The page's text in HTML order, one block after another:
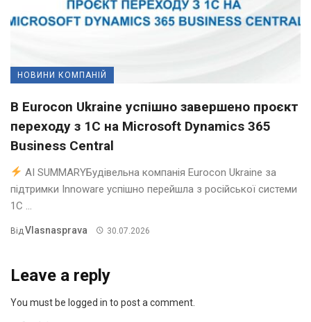
НОВИНИ КОМПАНІЙ
В Eurocon Ukraine успішно завершено проєкт
переходу з 1С на Microsoft Dynamics 365
Business Central
AI SUMMARYБудівельна компанія Eurocon Ukraine за
підтримки Innoware успішно перейшла з російської системи
1С ...
Від Vlasnasprava 30.07.2026
Leave a reply
You must be logged in to post a comment.